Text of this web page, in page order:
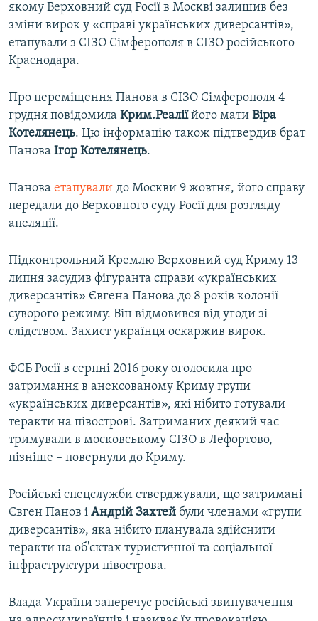
якому Верховний суд Росії в Москві залишив без
зміни вирок у «справі українських диверсантів»,
етапували з СІЗО Сімферополя в СІЗО російського
Краснодара.
Про переміщення Панова в СІЗО Сімферополя 4
грудня повідомила Крим.Реаліїйого мати Віра
Котелянець. Цю інформацію також підтвердив брат
Панова Ігор Котелянець.
Панова етапували до Москви 9 жовтня, його справу
передали до Верховного суду Росії для розгляду
апеляції.
Підконтрольний Кремлю Верховний суд Криму 13
липня засудив фігуранта справи «українських
диверсантів» Євгена Панова до 8 років колонії
суворого режиму. Він відмовився від угоди зі
слідством. Захист українця оскаржив вирок.
ФСБ Росії в серпні 2016 року оголосила про
затримання в анексованому Криму групи
«українських диверсантів», які нібито готували
теракти на півострові. Затриманих деякий час
тримували в московському СІЗО в Лефортово,
пізніше – повернули до Криму.
Російські спецслужби стверджували, що затримані
Євген Панов і Андрій Захтей були членами «групи
диверсантів», яка нібито планувала здійснити
теракти на об'єктах туристичної та соціальної
інфраструктури півострова.
Влада України заперечує російські звинувачення